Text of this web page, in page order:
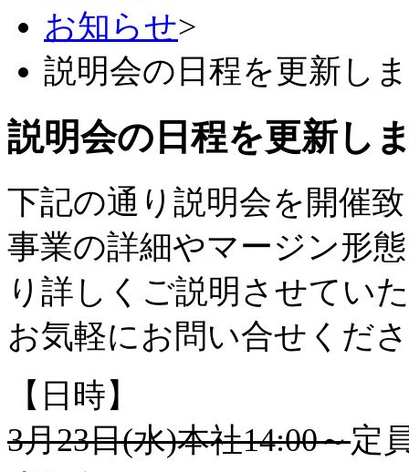
お知らせ>
説明会の日程を更新し
説明会の日程を更新し
下記の通り説明会を開催
事業の詳細やマージン形
り詳しくご説明させてい
お気軽にお問い合せくだ
【日時】
3月23日(水)本社14:00～定